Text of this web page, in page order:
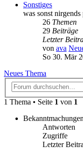
Sonstiges
was sonst nirgends
26 Themen
29 Beiträge
Letzter
von ava
So 30. Mär
Neues Thema
1 Thema • Seite 1 von 1
Bekanntmachungen
Antworten
Zugriffe
Letzter